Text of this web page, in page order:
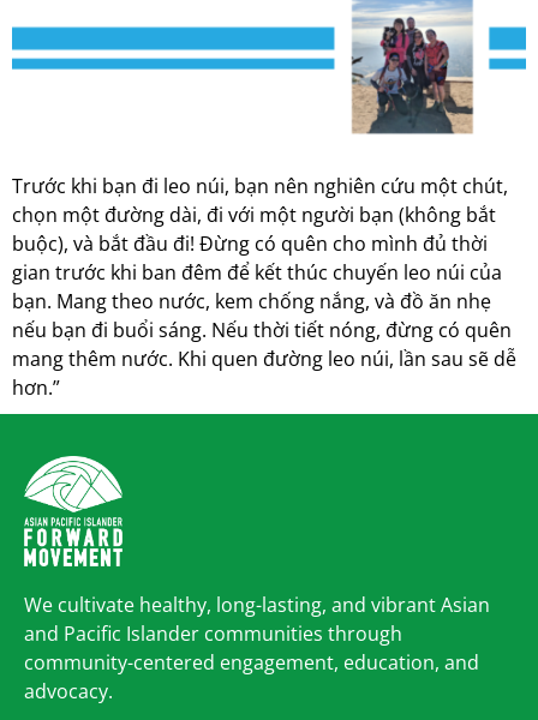
Trước khi bạn đi leo núi, bạn nên nghiên cứu một chút,
chọn một đường dài, đi với một người bạn (không bắt
buộc), và bắt đầu đi! Đừng có quên cho mình đủ thời
gian trước khi ban đêm để kết thúc chuyến leo núi của
bạn. Mang theo nước, kem chống nắng, và đồ ăn nhẹ
nếu bạn đi buổi sáng. Nếu thời tiết nóng, đừng có quên
mang thêm nước. Khi quen đường leo núi, lần sau sẽ dễ
hơn.”
We cultivate healthy, long-lasting, and vibrant Asian
and Pacific Islander communities through
community-centered engagement, education, and
advocacy.